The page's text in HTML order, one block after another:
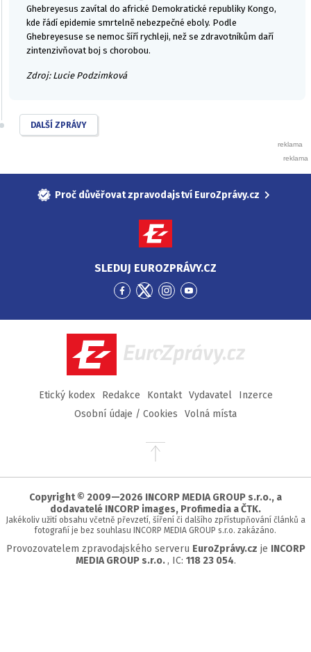
Ghebreyesus zavítal do africké Demokratické republiky Kongo,
kde řádí epidemie smrtelně nebezpečné eboly. Podle
Ghebreyesuse se nemoc šíří rychleji, než se zdravotníkům daří
zintenzivňovat boj s chorobou.
Zdroj: Lucie Podzimková
DALŠÍ ZPRÁVY
Proč důvěřovat zpravodajství EuroZprávy.cz
SLEDUJ EUROZPRÁVY.CZ
Přejít
Facebook
Přejít
Twitter
Přejít
Instagram
Přejít
YouTube
EuroZprávy.cz
Etický kodex Redakce Kontakt Vydavatel
Inzerce
Osobní údaje / Cookies
Volná místa
Přejít
stránky
Copyright © 2009—2026 INCORP MEDIA GROUP s.r.o., a
dodavatelé INCORP images, Profimedia a ČTK.
Jakékoliv užití obsahu včetně převzetí, šíření či dalšího zpřístupňování článků a
fotografií je bez souhlasu INCORP MEDIA GROUP s.r.o. zakázáno.
Provozovatelem zpravodajského serveru EuroZprávy.cz je INCORP
MEDIA GROUP s.r.o. , IC: 118 23 054.